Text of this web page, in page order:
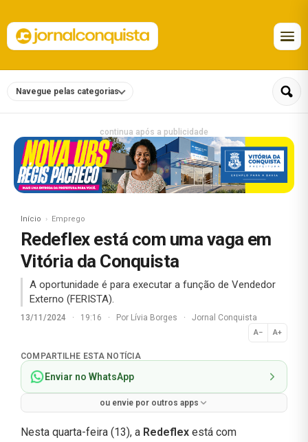
Navegue pelas categorias
continua após a publicidade
Início Emprego
Redeflex está com uma vaga em
Vitória da Conquista
A oportunidade é para executar a função de Vendedor
Externo (FERISTA).
13/11/2024 · 19:16 · Por Lívia Borges · Jornal Conquista
A− A+
Normal
COMPARTILHE ESTA NOTÍCIA
Enviar no WhatsApp
ou envie por outros apps
Nesta quarta-feira (13), a Redeflex está com